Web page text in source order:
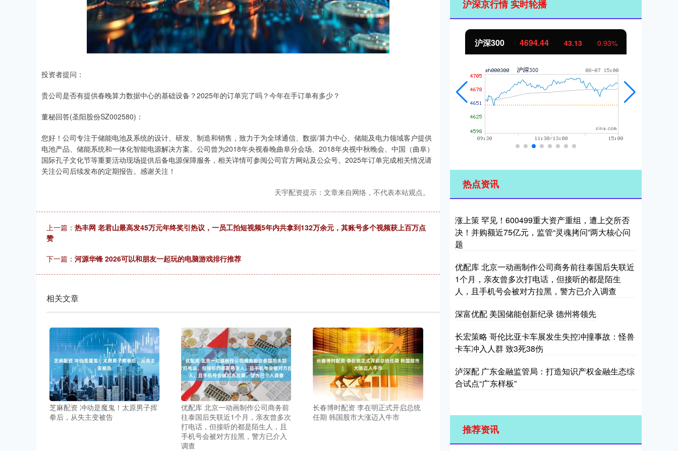
投资者提问：
贵公司是否有提供春晚算力数据中心的基础设备？2025年的订单完了吗？今年在手订单有多少？
董秘回答(圣阳股份SZ002580)：
您好！公司专注于储能电池及系统的设计、研发、制造和销售，致力于为全球通信、数据/算力中心、储能及电力领域客户提供
电池产品、储能系统和一体化智能电源解决方案。公司曾为2018年央视春晚曲阜分会场、2018年央视中秋晚会、中国（曲阜）
国际孔子文化节等重要活动现场提供后备电源保障服务，相关详情可参阅公司官方网站及公众号。2025年订单完成相关情况请
关注公司后续发布的定期报告。感谢关注！
天宇配资提示：文章来自网络，不代表本站观点。
上一篇： 热丰网 老君山最高发45万元年终奖引热议，一员工拍短视频5年内共拿到132万余元，其账号多个视频获上百万点
赞
下一篇： 河源华锋 2026可以和朋友一起玩的电脑游戏排行推荐
相关文章
芝麻配资 冲动是魔鬼！太原男子挥
拳后，从失主变被告
优配库 北京一动画制作公司商务前
往泰国后失联近1个月，亲友曾多次
打电话，但接听的都是陌生人，且
手机号会被对方拉黑，警方已介入
调查
长春博时配资 李在明正式开启总统
任期 韩国股市大涨迈入牛市
沪深京行情 实时轮播
上证指数 3940.04 39.68 深证成指 14311.01 200.89 沪深300 4694.44 43.13 0.93%
热点资讯
涨上策 罕见！600499重大资产重组，遭上交所否
决！并购额近75亿元，监管“灵魂拷问”两大核心问
题
优配库 北京一动画制作公司商务前往泰国后失联近
1个月，亲友曾多次打电话，但接听的都是陌生
人，且手机号会被对方拉黑，警方已介入调查
深富优配 美国储能创新纪录 德州将领先
长宏策略 哥伦比亚卡车展发生失控冲撞事故：怪兽
卡车冲入人群 致3死38伤
泸深配 广东金融监管局：打造知识产权金融生态综
合试点“广东样板”
推荐资讯